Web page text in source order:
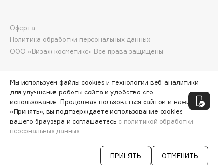
Dorco
DP Daily Perfection
Dr.Ceuracle
Dr.Jart+
DSD de Luxe
Dyson
ДОБАВИТЬ В КОРЗИНУ
ООО «Визаж косметикс» Все права защищены
Оферта
Политика обработки персональных данных
Мы используем файлы cookies и технологии веб-аналитики
для улучшения работы сайта и удобства его
использования. Продолжая пользоваться сайтом и нажимая
«Принять», вы подтверждаете использование cookies
вашего браузера и соглашаетесь с политикой обработки
персональных данных.
ПРИНЯТЬ ОТМЕНИТЬ